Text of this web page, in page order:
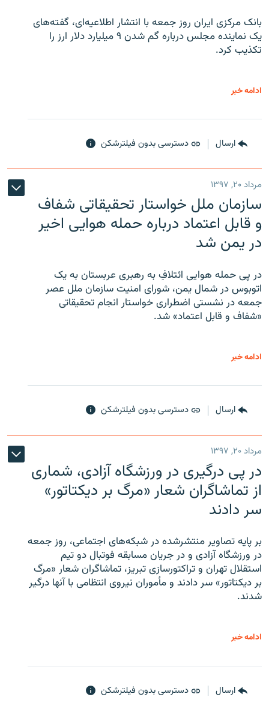
بانک مرکزی ایران روز جمعه با انتشار اطلاعیه‌ای، گفته‌های
یک نماینده مجلس درباره گم شدن ۹ میلیارد دلار ارز را
تکذیب کرد.
ادامه خبر
ارسال دسترسی بدون فیلترشکن
مرداد ۲۰, ۱۳۹۷
سازمان ملل خواستار تحقیقاتی شفاف
و قابل اعتماد درباره حمله هوایی اخیر
در یمن شد
در پی حمله هوایی ائتلافِ به رهبری عربستان به یک
اتوبوس در شمال یمن، شورای امنیت سازمان ملل عصر
جمعه در نشستی اضطراری خواستار انجام تحقیقاتی
«شفاف و قابل اعتماد» شد.
ادامه خبر
ارسال دسترسی بدون فیلترشکن
مرداد ۲۰, ۱۳۹۷
در پی درگیری در ورزشگاه آزادی، شماری
از تماشاگران شعار «مرگ بر دیکتاتور»
سر دادند
بر پایه تصاویر منتشرشده در شبکه‌های اجتماعی، روز جمعه
در ورزشگاه آزادی و در جریان مسابقه فوتبال دو تیم
استقلال تهران و تراکتورسازی تبریز، تماشاگران شعار «مرگ
بر دیکتاتور» سر دادند و مأموران نیروی انتظامی با آنها درگیر
شدند.
ادامه خبر
ارسال دسترسی بدون فیلترشکن